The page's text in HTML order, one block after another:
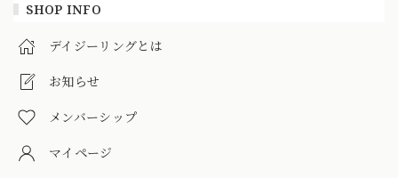
SHOP INFO
デイジーリングとは
お知らせ
メンバーシップ
マイページ